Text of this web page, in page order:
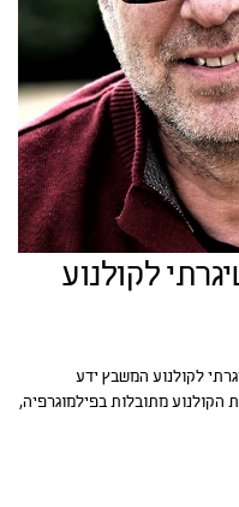
לקולנוע
לקולנוע המשבץ ידע
הקולנוע מתובלות בפילמוגרפיה,